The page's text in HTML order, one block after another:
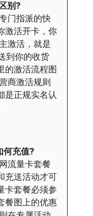
别?
门指派的快
激活开卡，你
激活，就是
到你的收货
的激活流程图
商激活规则
是正规实名认
何充值?
流量卡套餐
充送活动才可
卡套餐必须参
餐图上的优惠